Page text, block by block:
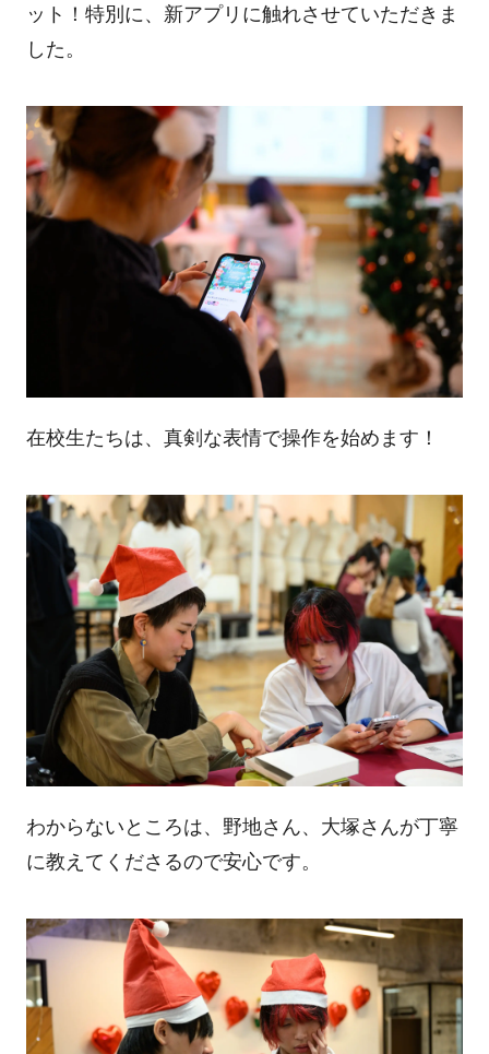
ット！特別に、新アプリに触れさせていただきま
した。
在校生たちは、真剣な表情で操作を始めます！
わからないところは、野地さん、大塚さんが丁寧
に教えてくださるので安心です。